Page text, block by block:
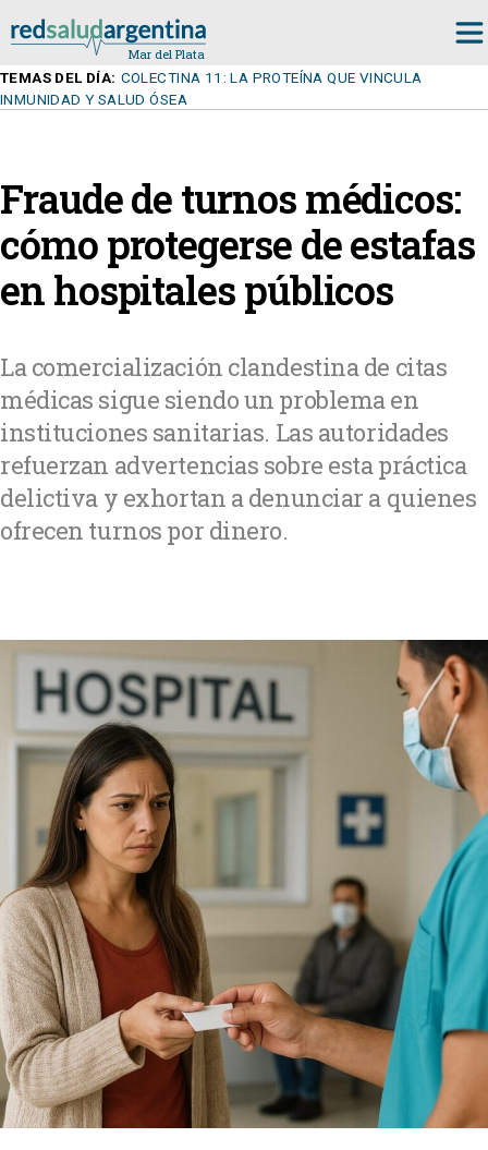
TEMAS DEL DÍA: COLECTINA 11: LA PROTEÍNA QUE VINCULA
INMUNIDAD Y SALUD ÓSEA
Fraude de turnos médicos:
cómo protegerse de estafas
en hospitales públicos
La comercialización clandestina de citas
médicas sigue siendo un problema en
instituciones sanitarias. Las autoridades
refuerzan advertencias sobre esta práctica
delictiva y exhortan a denunciar a quienes
ofrecen turnos por dinero.